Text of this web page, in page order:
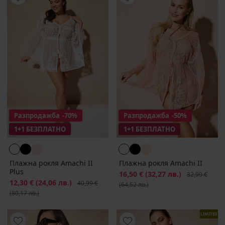
Разпродажба -70%
1+1 БЕЗПЛАТНО
Плажна рокля Amachi II
Plus
Намаление
12,30 € (24,06 лв.) Първоначална цена
40,99 €
(80,17 лв.)
Разпродажба -50%
1+1 БЕЗПЛАТНО
Плажна рокля Amachi II
Намаление
16,50 € (32,27 лв.)
32,99 €
(64,52 лв.)
LIMITED